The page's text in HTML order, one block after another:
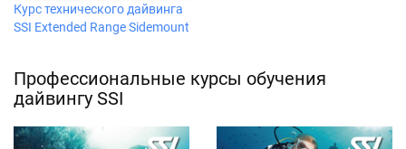
Курс технического дайвинга
SSI Extended Range Sidemount
Профессиональные курсы обучения
дайвингу SSI